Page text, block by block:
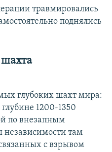
травмировались
поднялись
шахта
глубоких шахт мира:
1200-1350
по внезапным
независимости там
с взрывом